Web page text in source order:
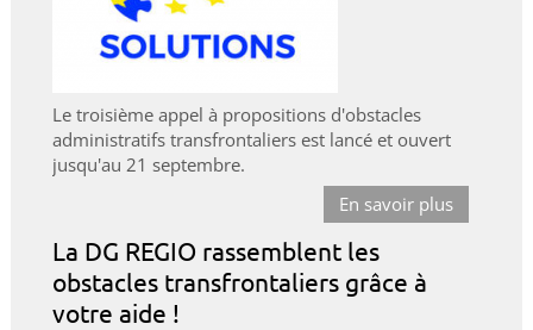
Le troisième appel à propositions d'obstacles
administratifs transfrontaliers est lancé et ouvert
jusqu'au 21 septembre.
En savoir plus
La DG REGIO rassemblent les
obstacles transfrontaliers grâce à
votre aide !